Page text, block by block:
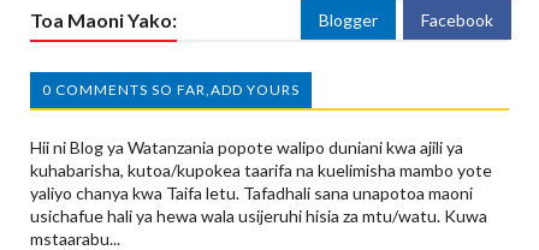
Toa Maoni Yako: Blogger Facebook
0 COMMENTS SO FAR,ADD YOURS
Hii ni Blog ya Watanzania popote walipo duniani kwa ajili ya
kuhabarisha, kutoa/kupokea taarifa na kuelimisha mambo yote
yaliyo chanya kwa Taifa letu. Tafadhali sana unapotoa maoni
usichafue hali ya hewa wala usijeruhi hisia za mtu/watu. Kuwa
mstaarabu...